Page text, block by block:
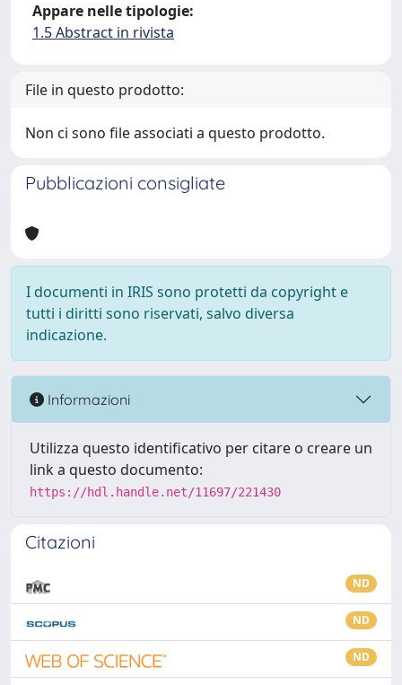
Appare nelle tipologie:
1.5 Abstract in rivista
File in questo prodotto:
Non ci sono file associati a questo prodotto.
Pubblicazioni consigliate
I documenti in IRIS sono protetti da copyright e
tutti i diritti sono riservati, salvo diversa
indicazione.
Informazioni
Utilizza questo identificativo per citare o creare un
link a questo documento:
https://hdl.handle.net/11697/221430
Citazioni
ND
ND
ND